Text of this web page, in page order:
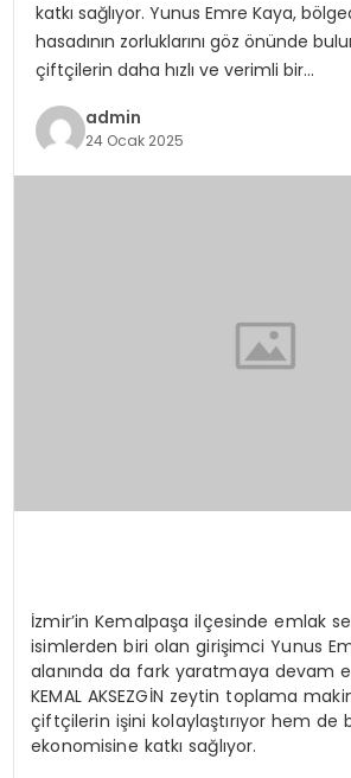
katkı sağlıyor. Yunus Emre Kaya,
hasadının zorluklarını göz önünde
çiftçilerin daha hızlı ve verimli bir…
admin
24 Ocak 2025
İzmir’in Kemalpaşa ilçesinde emlak
isimlerden biri olan girişimci Yunus
alanında da fark yaratmaya devam
KEMAL AKSEZGİN zeytin toplama
çiftçilerin işini kolaylaştırıyor hem de
ekonomisine katkı sağlıyor.